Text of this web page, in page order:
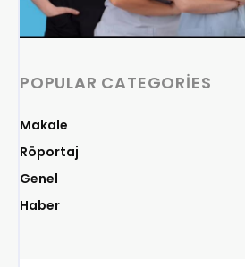
POPULAR CATEGORIES
Makale
Röportaj
Genel
Haber